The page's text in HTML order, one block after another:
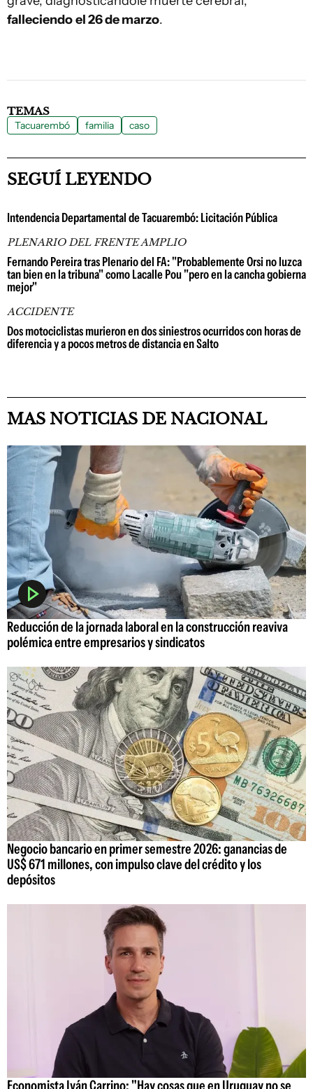
falleciendoel 26 de marzo.
TEMAS
Tacuarembó familia caso
SEGUÍ LEYENDO
Intendencia Departamental de Tacuarembó: Licitación Pública
PLENARIO DEL FRENTE AMPLIO
Fernando Pereira tras Plenario del FA: "Probablemente Orsi no luzca
tan bien en la tribuna" como Lacalle Pou "pero en la cancha gobierna
mejor"
ACCIDENTE
Dos motociclistas murieron en dos siniestros ocurridos con horas de
diferencia y a pocos metros de distancia en Salto
MAS NOTICIAS DE NACIONAL
Reducción de la jornada laboral en la construcción reaviva
polémica entre empresarios y sindicatos
Negocio bancario en primer semestre 2026: ganancias de
US$ 671 millones, con impulso clave del crédito y los
depósitos